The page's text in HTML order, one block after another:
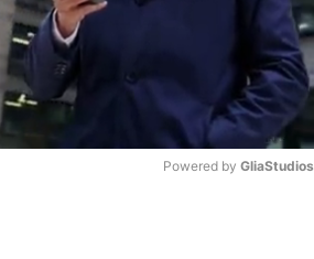
Powered by GliaStudios